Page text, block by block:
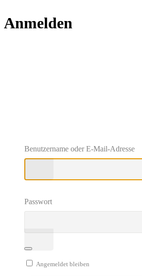
Anmelden
Benutzername oder E-Mail-Adresse
Passwort
Angemeldet bleiben